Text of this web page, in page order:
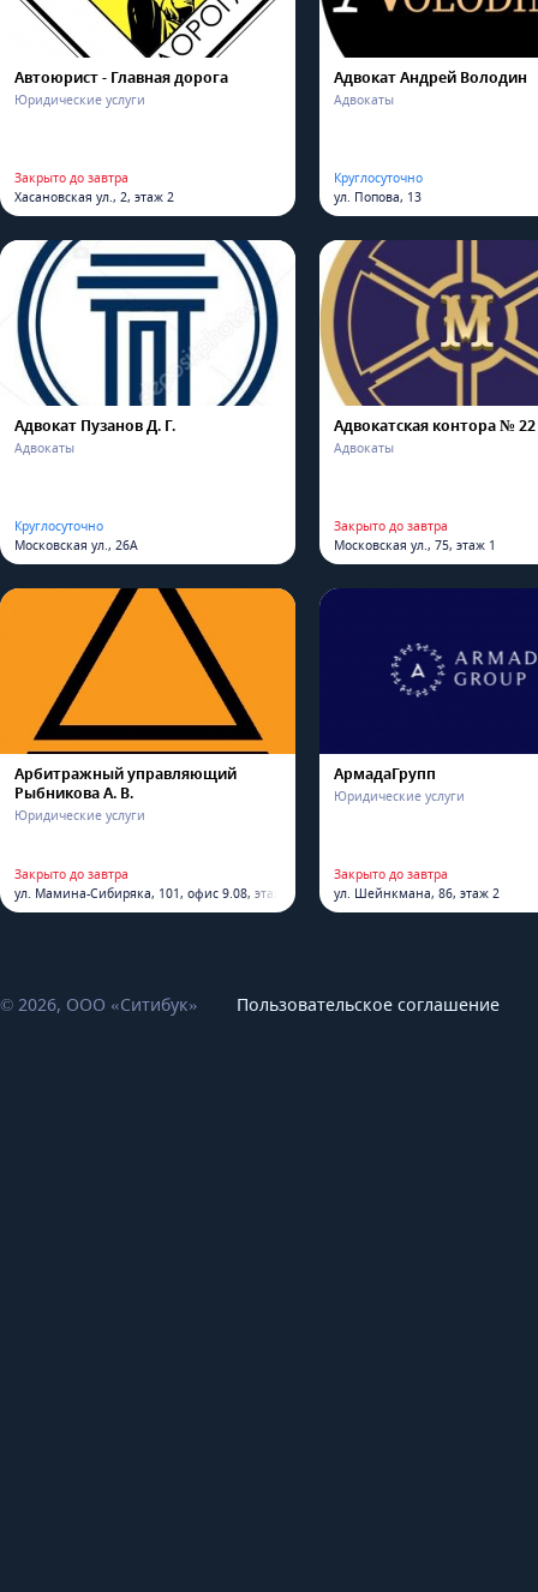
Автоюрист - Главная дорога
Юридические услуги
Закрыто до завтра
Хасановская ул., 2, этаж 2
Адвокат Андрей Володин
Адвокаты
Круглосуточно
ул. Попова, 13
Адвокат Пузанов Д. Г.
Адвокаты
Круглосуточно
Московская ул., 26А
Адвокатская контора №
Адвокаты
Закрыто до завтра
Московская ул., 75, этаж 1
Арбитражный управляющий
Рыбникова А. В.
Юридические услуги
Закрыто до завтра
ул. Мамина-Сибиряка, 101, офис 9.08, этаж 9
АрмадаГрупп
Юридические услуги
Закрыто до завтра
ул. Шейнкмана, 86, этаж 2
© 2026, ООО «Ситибук» Пользовательское соглашение